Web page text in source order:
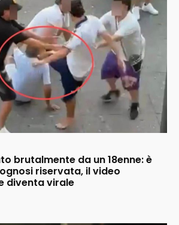
brutalmente da un 18enne: è
riservata, il video
diventa virale